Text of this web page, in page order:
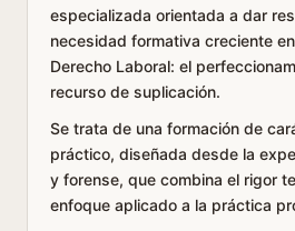
especializada orientada a dar
necesidad formativa creciente
Derecho Laboral: el
recurso de suplicación.
Se trata de una formación de
práctico, diseñada desde la
y forense, que combina el rigor
enfoque aplicado a la práctica